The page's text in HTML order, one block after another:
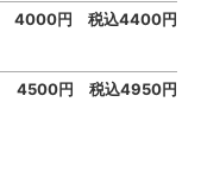
4000円 税込4400円
4500円 税込4950円